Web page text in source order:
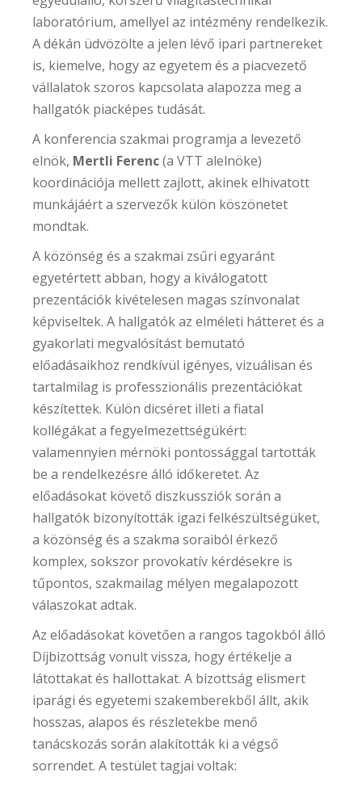
laboratórium, amellyel az intézmény rendelkezik.
A dékán üdvözölte a jelen lévő ipari partnereket
is, kiemelve, hogy az egyetem és a piacvezető
vállalatok szoros kapcsolata alapozza meg a
hallgatók piacképes tudását.
A konferencia szakmai programja a levezető
elnök, Mertli Ferenc(a VTT alelnöke)
koordinációja mellett zajlott, akinek elhivatott
munkájáért a szervezők külön köszönetet
mondtak.
A közönség és a szakmai zsűri egyaránt
egyetértett abban, hogy a kiválogatott
prezentációk kivételesen magas színvonalat
képviseltek. A hallgatók az elméleti hátteret és a
gyakorlati megvalósítást bemutató
előadásaikhoz rendkívül igényes, vizuálisan és
tartalmilag is professzionális prezentációkat
készítettek. Külön dicséret illeti a fiatal
kollégákat a fegyelmezettségükért:
valamennyien mérnöki pontossággal tartották
be a rendelkezésre álló időkeretet. Az
előadásokat követő diszkussziók során a
hallgatók bizonyították igazi felkészültségüket,
a közönség és a szakma soraiból érkező
komplex, sokszor provokatív kérdésekre is
tűpontos, szakmailag mélyen megalapozott
válaszokat adtak.
Az előadásokat követően a rangos tagokból álló
Díjbizottság vonult vissza, hogy értékelje a
látottakat és hallottakat. A bizottság elismert
iparági és egyetemi szakemberekből állt, akik
hosszas, alapos és részletekbe menő
tanácskozás során alakították ki a végső
sorrendet. A testület tagjai voltak: